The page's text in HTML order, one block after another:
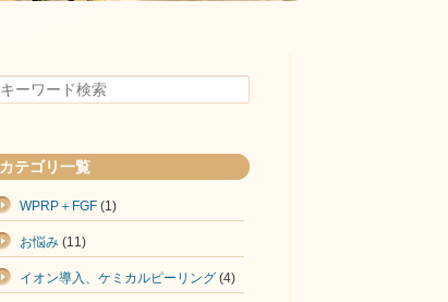
カテゴリ一覧
WPRP＋FGF (1)
お悩み (11)
イオン導入、ケミカルピーリング (4)